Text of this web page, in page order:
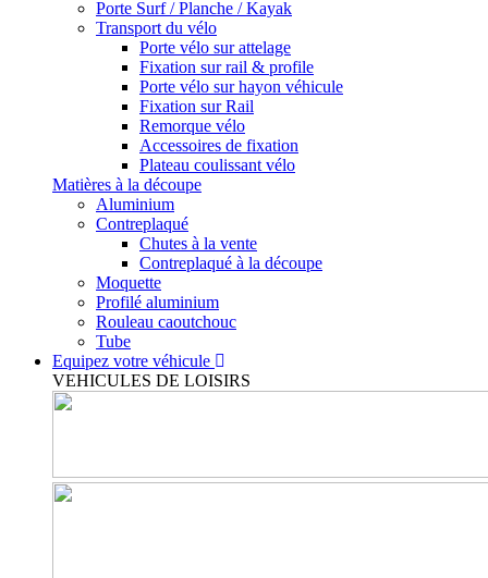
Porte Surf / Planche / Kayak
Transport du vélo
Porte vélo sur attelage
Fixation sur rail & profile
Porte vélo sur hayon véhicule
Fixation sur Rail
Remorque vélo
Accessoires de fixation
Plateau coulissant vélo
Matières à la découpe
Aluminium
Contreplaqué
Chutes à la vente
Contreplaqué à la découpe
Moquette
Profilé aluminium
Rouleau caoutchouc
Tube
Equipez votre véhicule
VEHICULES DE LOISIRS